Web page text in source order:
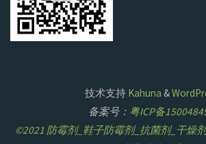
技术支持 Kahuna &
备案号： 粤ICP备
©2021 防霉剂_鞋子防霉剂_抗菌剂_干燥